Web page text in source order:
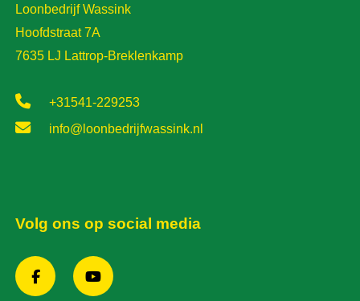
Loonbedrijf Wassink
Hoofdstraat 7A
7635 LJ Lattrop-Breklenkamp
+31541-229253
info@loonbedrijfwassink.nl
Volg ons op social media